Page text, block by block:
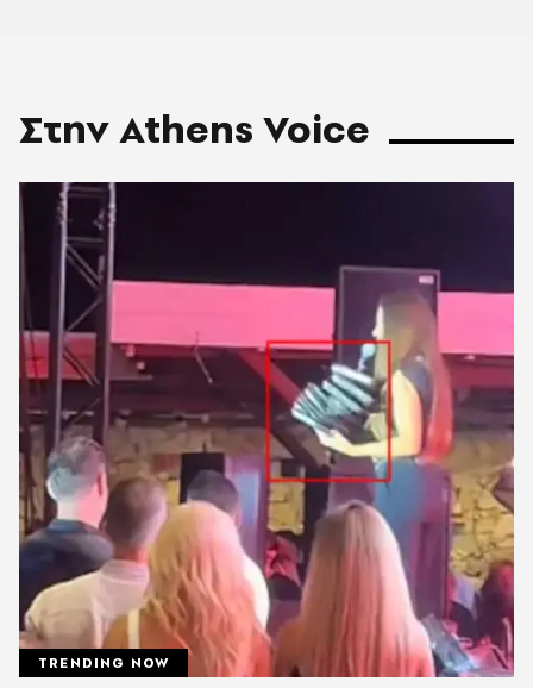
Στην Athens Voice
TRENDING NOW